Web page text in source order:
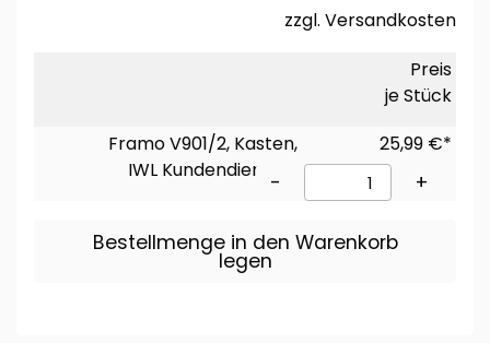
zzgl. Versandkosten
Preis
je Stück
Framo V901/2, Kasten,
IWL Kundendienst
25,99 €*
- +
Bestellmenge in den Warenkorb
legen